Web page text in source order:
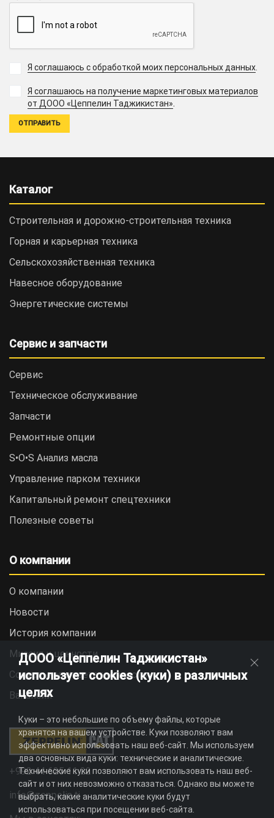
Я соглашаюсь с обработкой моих персональных данных.
Я соглашаюсь на получение маркетинговых материалов
от ДООО «Цеппелин Таджикистан».
Каталог
Строительная и дорожно-cтроительная техника
Горная и карьерная техника
Сельскохозяйственная техника
Навесное оборудование
Энергетические системы
Сервис и запчасти
Сервис
Техническое обслуживание
Запчасти
Ремонтные опции
S•O•S Анализ масла
Управление парком техники
Капитальный ремонт спецтехники
Полезные советы
О компании
О компании
Новости
История компании
Миссия и ценности
Социальная ответственность
Вакансии
+992 44 625 11 22
info@zeppelin.tj
ДООО «Цеппелин Таджикистан»
использует cookies (куки) в различных
целях
Куки – это небольшие по объему файлы, которые
хранятся на вашем устройстве. Куки позволяют вам
эффективно использовать наш веб-сайт. Мы используем
два основных вида куки: технические и аналитические.
Технические куки позволяют вам использовать наш веб-
сайт и от них невозможно отказаться. Однако вы можете
выбрать, какие аналитические куки будут
использоваться при посещении веб-сайта.